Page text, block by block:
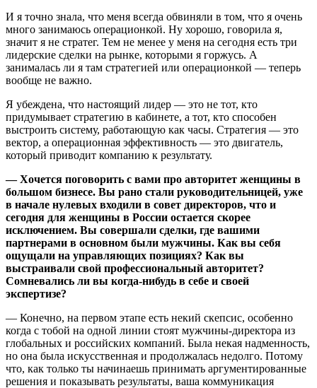
И я точно знала, что меня всегда обвиняли в том, что я очень
много занимаюсь операционкой. Ну хорошо, говорила я,
значит я не стратег. Тем не менее у меня на сегодня есть три
лидерские сделки на рынке, которыми я горжусь. А
занималась ли я там стратегией или операционкой — теперь
вообще не важно.
Я убеждена, что настоящий лидер — это не тот, кто
придумывает стратегию в кабинете, а тот, кто способен
выстроить систему, работающую как часы. Стратегия — это
вектор, а операционная эффективность — это двигатель,
который приводит компанию к результату.
— Хочется поговорить с вами про авторитет женщины в
большом бизнесе. Вы рано стали руководительницей, уже
в начале нулевых входили в совет директоров, что и
сегодня для женщины в России остается скорее
исключением. Вы совершали сделки, где вашими
партнерами в основном были мужчины. Как вы себя
ощущали на управляющих позициях? Как вы
выстраивали свой профессиональный авторитет?
Сомневались ли вы когда-нибудь в себе и своей
экспертизе?
— Конечно, на первом этапе есть некий скепсис, особенно
когда с тобой на одной линии стоят мужчины-директора из
глобальных и российских компаний. Была некая надменность,
но она была искусственная и продолжалась недолго. Потому
что, как только ты начинаешь принимать аргументированные
решения и показывать результаты, ваша коммуникация